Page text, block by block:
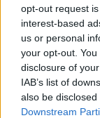
opt-out request
interest-based
us or personal
your opt-out.
disclosure of
IAB’s list of
also be
Downstream